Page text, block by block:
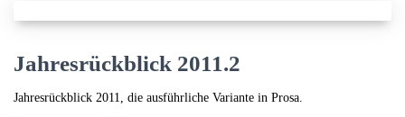
Jahresrückblick 2011.2
Jahresrückblick 2011, die ausführliche Variante in Prosa.